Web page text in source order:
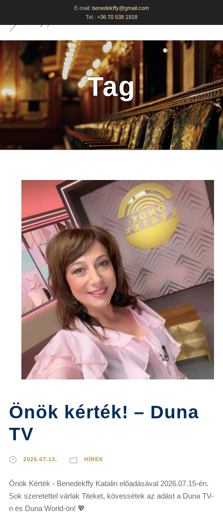
E-mail: benedekffy@gmail.com
Tel.: +36 70 538 1918
Tag
2026
Önök kérték! – Duna
TV
2026.07.13. HÍREK
Önök Kérték - Benedekffy Katalin előadásával 2026.07.15-én.
Sok szeretettel várlak Titeket, kövessétek az adást a Duna TV-
n és Duna World-ön! 💖